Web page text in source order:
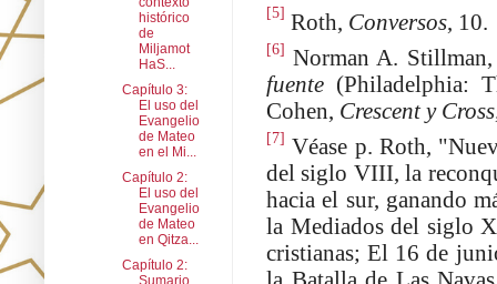
[5] Roth, Conversos , 10.
[6] Norman A.
fuente (Philadelphia:
Cohen, Crescent y
[7] Véase p. Roth,
del siglo VIII, la
hacia el sur, ganando
la Mediados del siglo
cristianas; El 16 de
la Batalla de Las
histórico
de
Miljamot
HaS...
Capítulo 3:
El uso del
Evangelio
de Mateo
en el Mi...
Capítulo 2:
El uso del
Evangelio
de Mateo
en Qitza...
Capítulo 2:
Sumario